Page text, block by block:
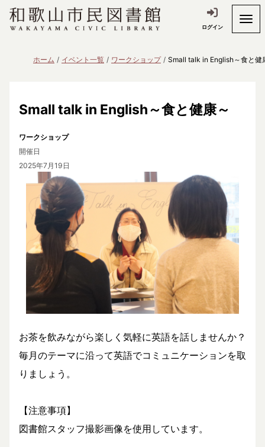
ログイン
ホーム イベント一覧 ワークショップ Small talk in English～食と健
Small talk in English～食と健康～
ワークショップ
開催日
2025年7月19日
お茶を飲みながら楽しく気軽に英語を話しませんか？
毎月のテーマに沿って英語でコミュニケーションを取
りましょう。
【注意事項】
図書館スタッフ撮影画像を使用しています。